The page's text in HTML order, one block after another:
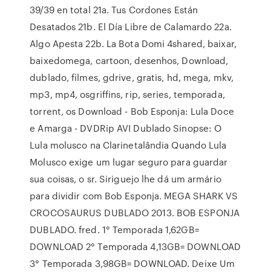
39/39 en total 21a. Tus Cordones Están
Desatados 21b. El Día Libre de Calamardo 22a.
Algo Apesta 22b. La Bota Domi 4shared, baixar,
baixedomega, cartoon, desenhos, Download,
dublado, filmes, gdrive, gratis, hd, mega, mkv,
mp3, mp4, osgriffins, rip, series, temporada,
torrent, os Download - Bob Esponja: Lula Doce
e Amarga - DVDRip AVI Dublado Sinopse: O
Lula molusco na Clarinetalândia Quando Lula
Molusco exige um lugar seguro para guardar
sua coisas, o sr. Siriguejo lhe dá um armário
para dividir com Bob Esponja. MEGA SHARK VS
CROCOSAURUS DUBLADO 2013. BOB ESPONJA
DUBLADO. fred. 1° Temporada 1,62GB=
DOWNLOAD 2° Temporada 4,13GB= DOWNLOAD
3° Temporada 3,98GB= DOWNLOAD. Deixe Um